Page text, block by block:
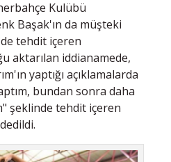
Kulübü
Başak'ın da müşteki
tehdit içeren
aktarılan iddianamede,
yaptığı açıklamalarda
bundan sonra daha
şeklinde tehdit içeren